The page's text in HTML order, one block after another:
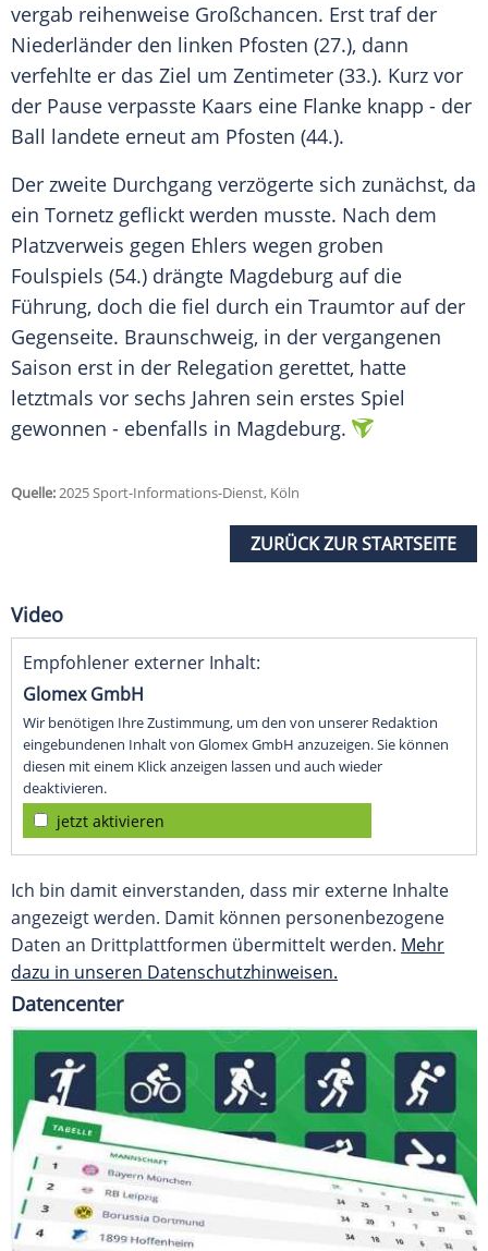
vergab reihenweise Großchancen. Erst traf der
Niederländer den linken Pfosten (27.), dann
verfehlte er das Ziel um Zentimeter (33.). Kurz vor
der Pause verpasste Kaars eine Flanke knapp - der
Ball landete erneut am Pfosten (44.).
Der zweite Durchgang verzögerte sich zunächst, da
ein Tornetz geflickt werden musste. Nach dem
Platzverweis gegen Ehlers wegen groben
Foulspiels (54.) drängte Magdeburg auf die
Führung, doch die fiel durch ein Traumtor auf der
Gegenseite. Braunschweig, in der vergangenen
Saison erst in der Relegation gerettet, hatte
letztmals vor sechs Jahren sein erstes Spiel
gewonnen - ebenfalls in Magdeburg.
Quelle:2025 Sport-Informations-Dienst, Köln
ZURÜCK ZUR STARTSEITE
Video
Empfohlener externer Inhalt:
Glomex GmbH
Wir benötigen Ihre Zustimmung, um den von unserer Redaktion
eingebundenen Inhalt von Glomex GmbH anzuzeigen. Sie können
diesen mit einem Klick anzeigen lassen und auch wieder
deaktivieren.
jetzt aktivieren
Ich bin damit einverstanden, dass mir externe Inhalte
angezeigt werden. Damit können personenbezogene
Daten an Drittplattformen übermittelt werden. Mehr
dazu in unseren Datenschutzhinweisen.
Datencenter